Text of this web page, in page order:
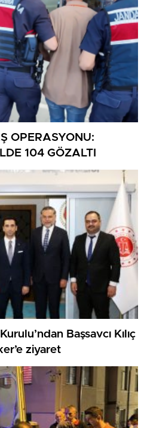
OPERASYONU:
104 GÖZALTI
Başsavcı Kılıç
ziyaret